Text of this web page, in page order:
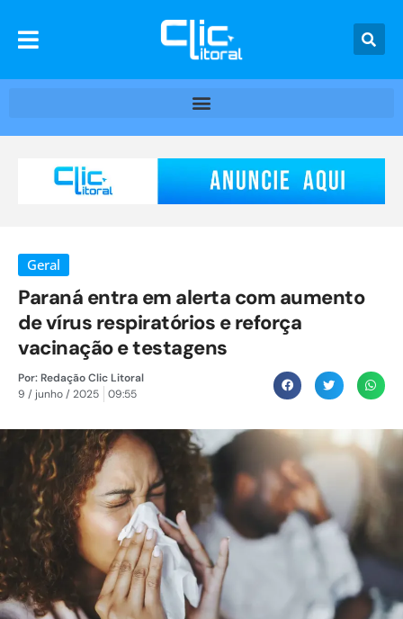
Geral
Paraná entra em alerta com aumento
de vírus respiratórios e reforça
vacinação e testagens
Por:Redação Clic Litoral
9 / junho / 2025
09:55